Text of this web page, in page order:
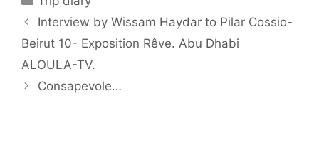
Interview by Wissam Haydar to Pilar Cossio-
Beirut 10- Exposition Rêve. Abu Dhabi
ALOULA-TV.
Consapevole…